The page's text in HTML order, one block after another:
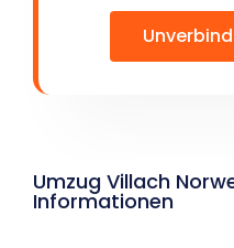
Umzug Villach
Informationen